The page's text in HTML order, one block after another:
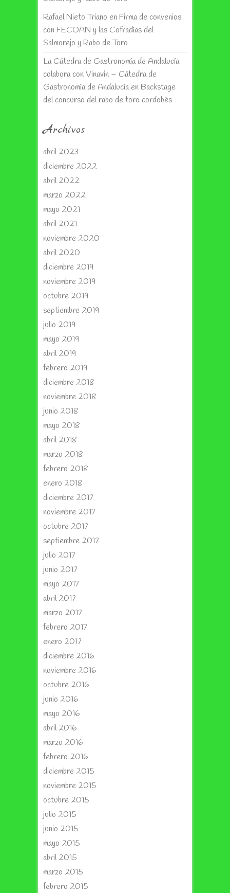
Rafael Nieto Triano en Firma de convenios
con FECOAN y las Cofradías del
Salmorejo y Rabo de Toro
La Cátedra de Gastronomía de Andalucía
colabora con Vinavin – Cátedra de
Gastronomía de Andalucíaen Backstage
del concurso del rabo de toro cordobés
Archivos
abril 2023
diciembre 2022
abril 2022
marzo 2022
mayo 2021
abril 2021
noviembre 2020
abril 2020
diciembre 2019
noviembre 2019
octubre 2019
septiembre 2019
julio 2019
mayo 2019
abril 2019
febrero 2019
diciembre 2018
noviembre 2018
junio 2018
mayo 2018
abril 2018
marzo 2018
febrero 2018
enero 2018
diciembre 2017
noviembre 2017
octubre 2017
septiembre 2017
julio 2017
junio 2017
mayo 2017
abril 2017
marzo 2017
febrero 2017
enero 2017
diciembre 2016
noviembre 2016
octubre 2016
junio 2016
mayo 2016
abril 2016
marzo 2016
febrero 2016
diciembre 2015
noviembre 2015
octubre 2015
julio 2015
junio 2015
mayo 2015
abril 2015
marzo 2015
febrero 2015